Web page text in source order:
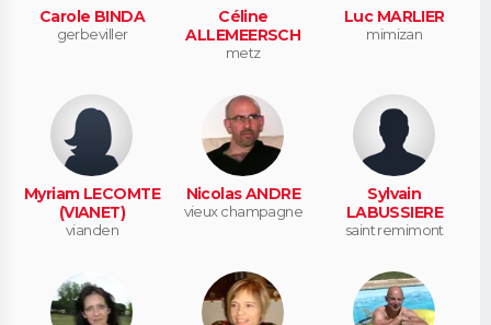
Carole BINDA
gerbeviller
Céline
ALLEMEERSCH
metz
Luc MARLIER
mimizan
Myriam LECOMTE
(VIANET)
vianden
Nicolas ANDRE
vieux champagne
Sylvain
LABUSSIERE
saint remimont